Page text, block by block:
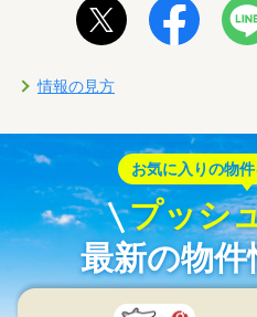
情報の見方
お気に入りの物
プッシ
最新の物